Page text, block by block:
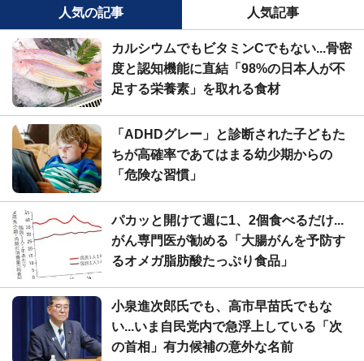
人気の記事
人気記事
カルシウムでもビタミンCでもない...骨密
度と認知機能に直結「98%の日本人が不
足する栄養素」を取れる食材
「ADHDグレー」と診断された子どもた
ちが高確率であてはまる幼少期からの
「危険な習慣」
パカッと開けて週に1、2個食べるだけ...
がん専門医が勧める「大腸がんを予防す
るオメガ脂肪酸たっぷり食品」
小泉進次郎氏でも、高市早苗氏でもな
い...いま自民党内で急浮上している「次
の首相」有力候補の意外な名前